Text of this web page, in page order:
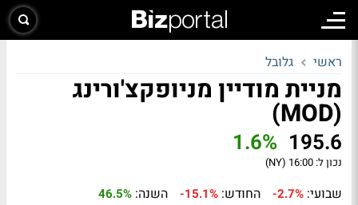
ראשי גלובל
מניית מודיין מניופקצ'ורינג
(MOD)
195.6
1.6%
נכון ל: 16:00 (NY)
שבועי: -2.7% החודש: -15.1% השנה: 46.5%